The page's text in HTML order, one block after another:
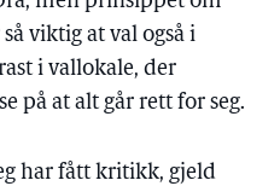
viktig at val også i
i vallokale, der
på at alt går rett for seg.
har fått kritikk, gjeld